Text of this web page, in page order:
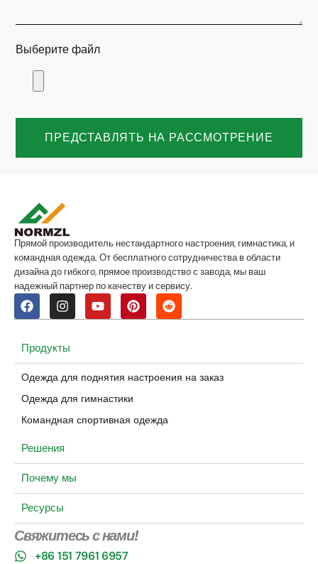
Выберите файл
ПРЕДСТАВЛЯТЬ НА РАССМОТРЕНИЕ
Прямой производитель нестандартного настроения, гимнастика, и
командная одежда. От бесплатного сотрудничества в области
дизайна до гибкого, прямое производство с завода, мы ваш
надежный партнер по качеству и сервису.
Продукты
Одежда для поднятия настроения на заказ
Одежда для гимнастики
Командная спортивная одежда
Решения
Почему мы
Ресурсы
Свяжитесь с нами!
+86 151 7961 6957